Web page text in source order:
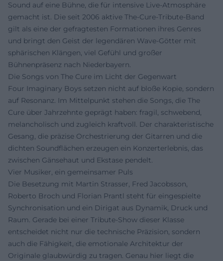
Sound auf eine Bühne, die für intensive Live-Atmosphäre
gemacht ist. Die seit 2006 aktive The-Cure-Tribute-Band
gilt als eine der gefragtesten Formationen ihres Genres
und bringt den Geist der legendären Wave-Götter mit
sphärischen Klängen, viel Gefühl und großer
Bühnenpräsenz nach Niederbayern.
Die Songs von The Cure im Licht der Gegenwart
Four Imaginary Boys setzen nicht auf bloße Kopie, sondern
auf Resonanz. Im Mittelpunkt stehen die Songs, die The
Cure über Jahrzehnte geprägt haben: fragil, schwebend,
melancholisch und zugleich kraftvoll. Der charakteristische
Gesang, die präzise Orchestrierung der Gitarren und die
dichten Soundflächen erzeugen ein Konzerterlebnis, das
zwischen Gänsehaut und Ekstase pendelt.
Vier Musiker, ein gemeinsamer Puls
Die Besetzung mit Martin Strasser, Fred Jacobsson,
Roberto Broch und Florian Prantl steht für eingespielte
Synchronisation und ein Dirigat aus Dynamik, Druck und
Raum. Gerade bei einer Tribute-Show dieser Klasse
entscheidet nicht nur die technische Präzision, sondern
auch die Fähigkeit, die emotionale Architektur der
Originale glaubwürdig zu tragen. Genau hier liegt die